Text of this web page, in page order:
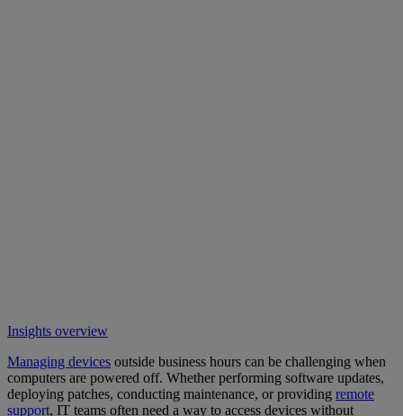
Insights overview
Managing devices outside business hours can be challenging when
computers are powered off. Whether performing software updates,
deploying patches, conducting maintenance, or providing remote
support, IT teams often need a way to access devices without